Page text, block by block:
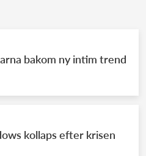
kungahuset
kungahuset
bakom ny intim trend
kollaps efter krisen